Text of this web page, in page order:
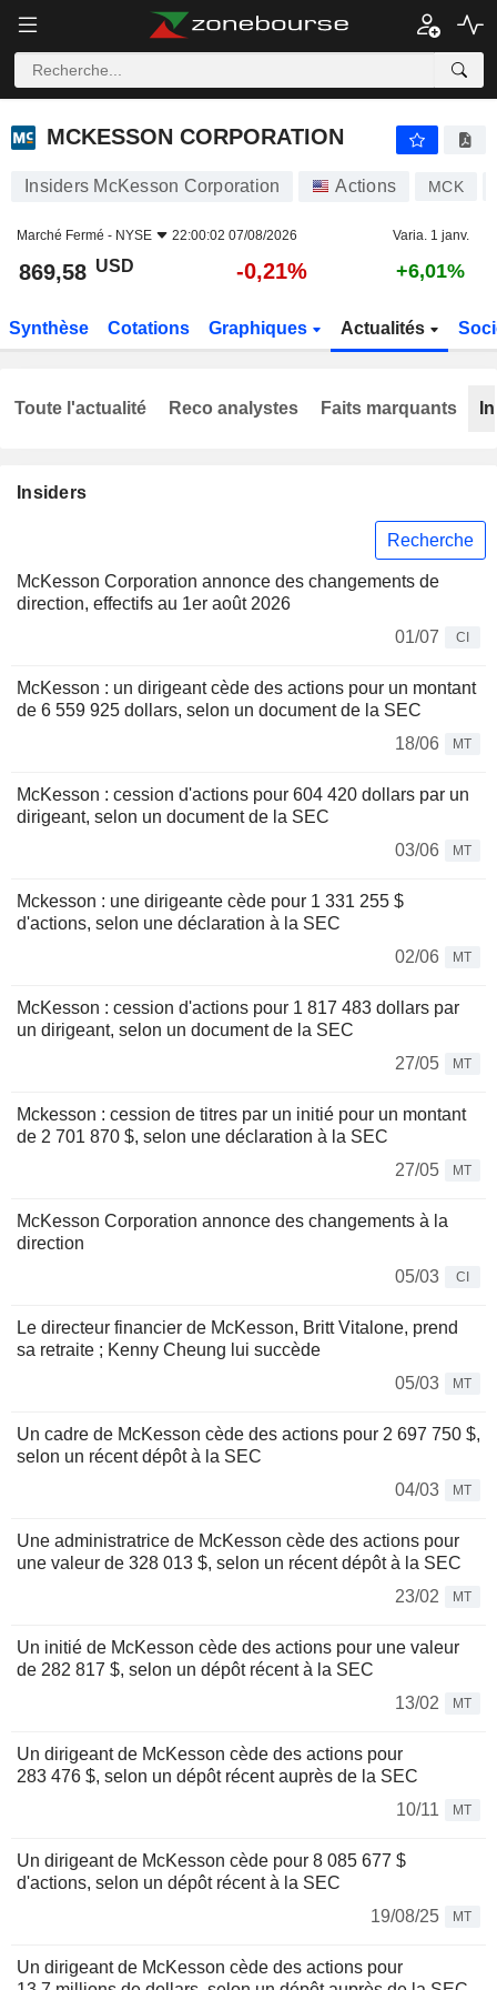
MCKESSON CORPORATION
MCKESSON CORPORATION
Insiders McKesson Corporation Actions MCK
Marché Fermé - NYSE 22:00:02 07/08/2026 Varia. 1 janv.
869,58 USD -0,21% +6,01%
Synthèse Cotations Graphiques Actualités
Insiders
Recherche
McKesson Corporation annonce des changements de
direction, effectifs au 1er août 2026
01/07
CI
McKesson : un dirigeant cède des actions pour un montant
de 6 559 925 dollars, selon un document de la SEC
18/06
MT
McKesson : cession d'actions pour 604 420 dollars par un
dirigeant, selon un document de la SEC
03/06
MT
Mckesson : une dirigeante cède pour 1 331 255 $
d'actions, selon une déclaration à la SEC
02/06
MT
McKesson : cession d'actions pour 1 817 483 dollars par
un dirigeant, selon un document de la SEC
27/05
MT
Mckesson : cession de titres par un initié pour un montant
de 2 701 870 $, selon une déclaration à la SEC
27/05
MT
McKesson Corporation annonce des changements à la
direction
05/03
CI
Le directeur financier de McKesson, Britt Vitalone, prend
sa retraite ; Kenny Cheung lui succède
05/03
MT
Un cadre de McKesson cède des actions pour 2 697 750 $,
selon un récent dépôt à la SEC
04/03
MT
Une administratrice de McKesson cède des actions pour
une valeur de 328 013 $, selon un récent dépôt à la SEC
23/02
MT
Un initié de McKesson cède des actions pour une valeur
de 282 817 $, selon un dépôt récent à la SEC
13/02
MT
Un dirigeant de McKesson cède des actions pour
283 476 $, selon un dépôt récent auprès de la SEC
10/11
MT
Un dirigeant de McKesson cède pour 8 085 677 $
d'actions, selon un dépôt récent à la SEC
19/08/25
MT
Un dirigeant de McKesson cède des actions pour
Toute l'actualité Reco analystes Faits marquants